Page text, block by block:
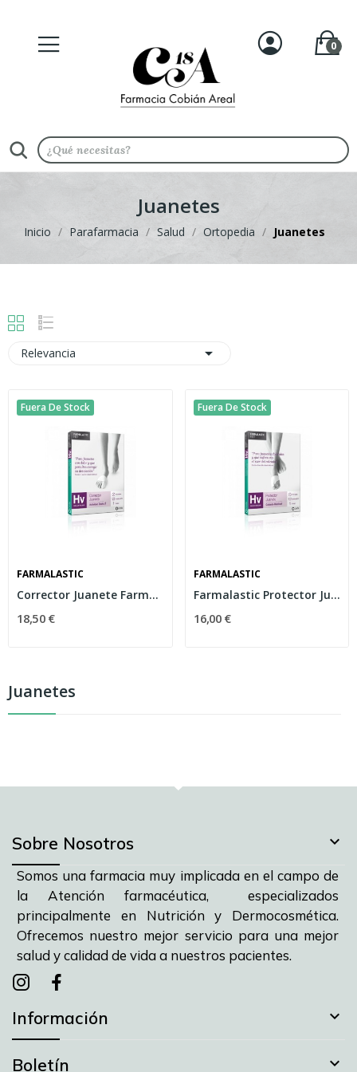
0
Juanetes
Inicio Parafarmacia Salud Ortopedia Juanetes
Juanetes
Relevancia 
Fuera De Stock
FARMALASTIC
Corrector Juanete Farmalastic T-peq
18,50 €
Fuera De Stock
FARMALASTIC
Farmalastic Protector Juanete Calzado Habitual...
16,00 €
Sobre Nosotros 
Somos una farmacia muy implicada en el campo de
la Atención farmacéutica, especializados
principalmente en Nutrición y Dermocosmética.
Ofrecemos nuestro mejor servicio para una mejor
salud y calidad de vida a nuestros pacientes.
Información 
Boletín 